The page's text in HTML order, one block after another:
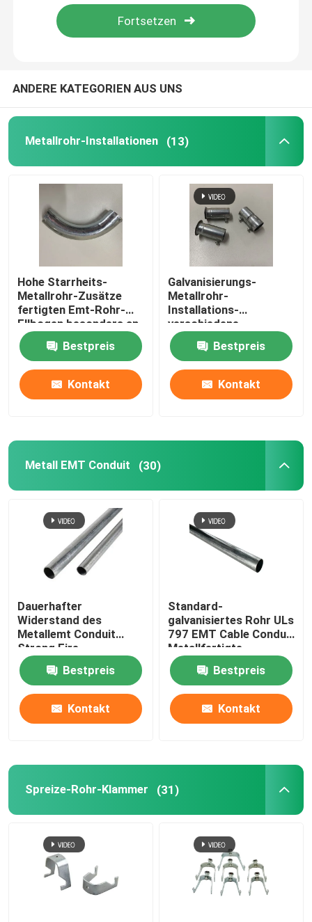
Über uns
Fabrik Tour
Metallrohr-Installationen
Spreize-Rohr-Klammer
Metallkabel-Behälter
Kabelbehälterzusätze
Rohr-Haken-Klammer
Kunststoffrohr-Schutz
Galvanisierte Bohrrohrklemme
Tiger Clamp
Metallrohr-Sattel
Elektrische Kasten-Abdeckungen
ANDERE KATEGORIEN AUS UNS
Metallrohr-Installationen (13)
Hohe Starrheits-
Metallrohr-Zusätze
fertigten Emt-Rohr-
Ellbogen besonders an
Bestpreis
Kontakt
Galvanisierungs-
Metallrohr-
Installations-
verschiedene
Spezifikationen Emt-
Rohr-Koppelung
Bestpreis
Kontakt
Metall EMT Conduit (30)
Dauerhafter
Widerstand des
Metallemt Conduit
Strong Fire
Entstörungs
Bestpreis
Kontakt
Standard-
galvanisiertes Rohr ULs
797 EMT Cable Conduit
Metallfertigte
besonders an
Bestpreis
Kontakt
Spreize-Rohr-Klammer (31)